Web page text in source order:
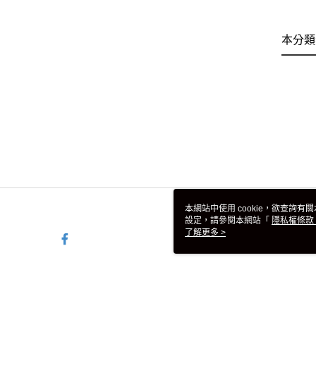
本分
本網站中使用 cookie，欲查詢有
設定，請參閱本網站「 隱私權條款
使用 cookie。
了解更多 >